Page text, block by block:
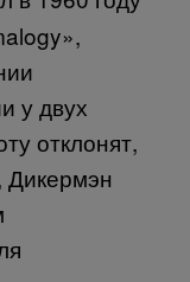
»,
у двух
отклонят,
Дикермэн